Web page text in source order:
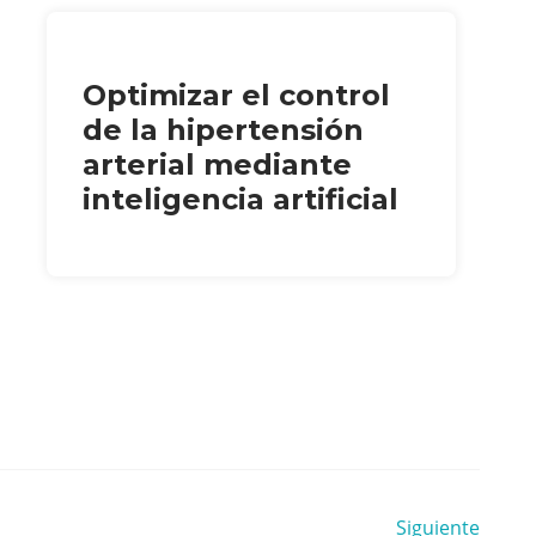
Optimizar el control
de la hipertensión
arterial mediante
inteligencia artificial
Siguiente